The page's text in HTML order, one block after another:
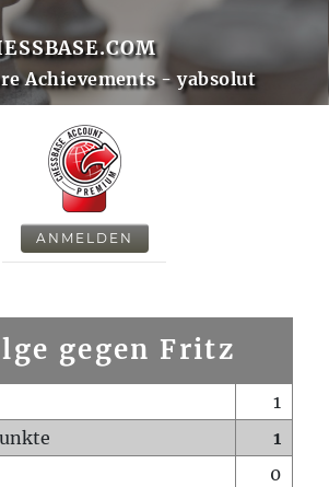
Achievements - yabsolut
ANMELDEN
gegen Fritz
1
1
0